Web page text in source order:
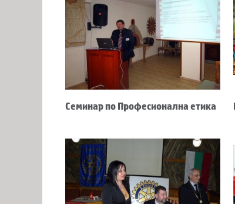
Семинар по Професионална етика